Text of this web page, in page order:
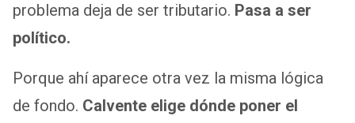
problema deja de ser tributario. Pasa a ser
político.
Porque ahí aparece otra vez la misma lógica
de fondo. Calvente elige dónde poner el